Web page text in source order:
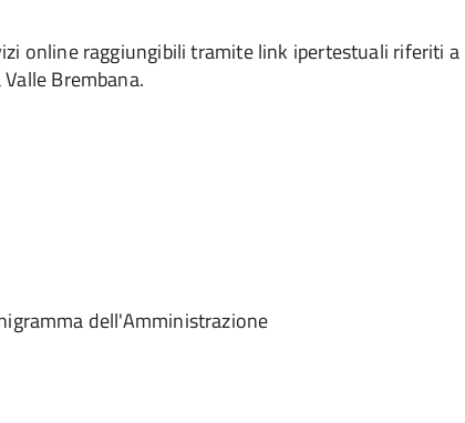
online raggiungibili tramite link ipertestuali riferiti a
Brembana.
dell'Amministrazione